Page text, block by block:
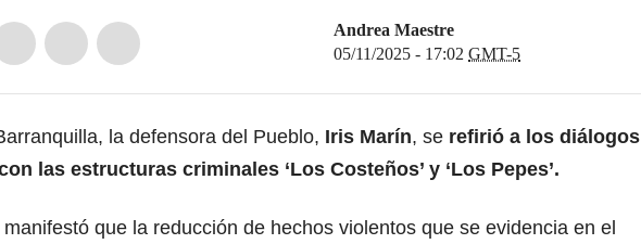
Andrea Maestre
05/11/2025 - 17:02 GMT-5
la defensora del Pueblo, Iris Marín, se refirió a los diálogos
las estructuras criminales ‘Los Costeños’ y ‘Los Pepes’.
que la reducción de hechos violentos que se evidencia en el